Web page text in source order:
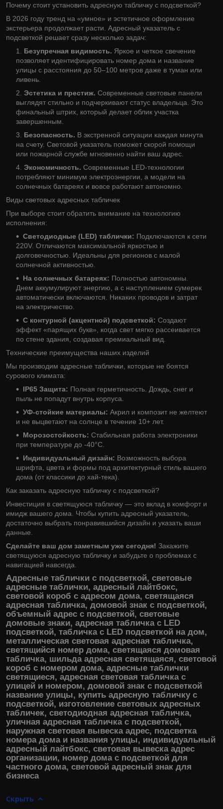
Почему стоит установить адресную табличку с подсветкой?
В 2026 году тренд на «умное» и эстетичное оформление
экстерьера продолжает расти. Адресный указатель с
подсветкой решает сразу несколько задач:
Безупречная видимость. Яркое и четкое свечение
позволяет идентифицировать номер дома и название
улицы с расстояния до 50–100 метров даже в туман или
ливень.
Эстетика и престиж. Современные световые панели
выглядят стильно и подчеркивают статус владельца. Это
финальный штрих, который делает облик участка
завершенным.
Безопасность. В экстренной ситуации каждая минута
на счету. Световой указатель поможет скорой помощи
или пожарной службе мгновенно найти ваш адрес.
Экономичность. Современные LED-технологии
потребляют минимум электроэнергии, а модели на
солнечных батареях и вовсе работают автономно.
Виды световых адресных табличек
При выборе стоит обратить внимание на технологию
исполнения:
Светодиодные (LED) таблички: Подключаются к сети
220V. Отличаются максимальной яркостью и
долговечностью. Идеальны для регионов с малой
солнечной активностью.
На солнечных батареях: Полностью автономны.
Днем аккумулируют энергию, а с наступлением сумерек
автоматически включаются. Никаких проводов и затрат
на электричество.
С контурной (акцентной) подсветкой: Создают
эффект «парящих букв», когда свет мягко рассеивается
по стене здания, создавая премиальный вид.
Технические преимущества наших изделий
Мы производим адресные таблички, которые не боятся
сурового климата:
IP65 Защита: Полная герметичность. Дождь, снег и
пыль не попадут внутрь корпуса.
УФ-стойкие материалы: Акрил и композит не желтеют
и не выцветают на солнце в течение 10+ лет.
Морозостойкость: Стабильная работа электроники
при температуре до -40°C.
Индивидуальный дизайн: Возможность выбора
шрифта, цвета и формы под архитектурный стиль вашего
дома (от классики до хай-тека).
Как заказать адресную табличку с подсветкой?
Инвестиция в светящуюся табличку — это вклад в комфорт и
имидж вашего дома. Чтобы купить адресный указатель,
достаточно выбрать понравившийся дизайн и указать ваши
данные.
Сделайте ваш дом заметным уже сегодня! Закажите
светящуюся адресную табличку и забудьте о проблемах с
навигацией навсегда.
Адресные таблички с подсветкой, световые
адресные таблички, адресный лайтбокс,
световой короб с адресом дома, светящаяся
адресная табличка, домовой знак с подсветкой,
объемный адрес с подсветкой, световые
домовые знаки, адресная табличка c LED
подсветкой, табличка с LED подсветкой на дом,
металлическая световая адресная табличка,
светящийся номер дома, светящаяся домовая
табличка, шильда адресная светящаяся, световой
короб с номером дома, адресные таблички
светящиеся, адресная световая табличка с
улицей и номером, домовой знак с подсветкой
название улицы, купить адресную табличку с
подсветкой, изготовление световых адресных
табличек, светодиодная адресная табличка,
уличная адресная табличка с подсветкой,
наружная световая вывеска адрес, подсветка
номера дома и названия улицы, индивидуальный
адресный лайтбокс, световая вывеска адрес
организации, номер дома с подсветкой для
частного дома, световой адресный знак для
бизнеса
Скрыть